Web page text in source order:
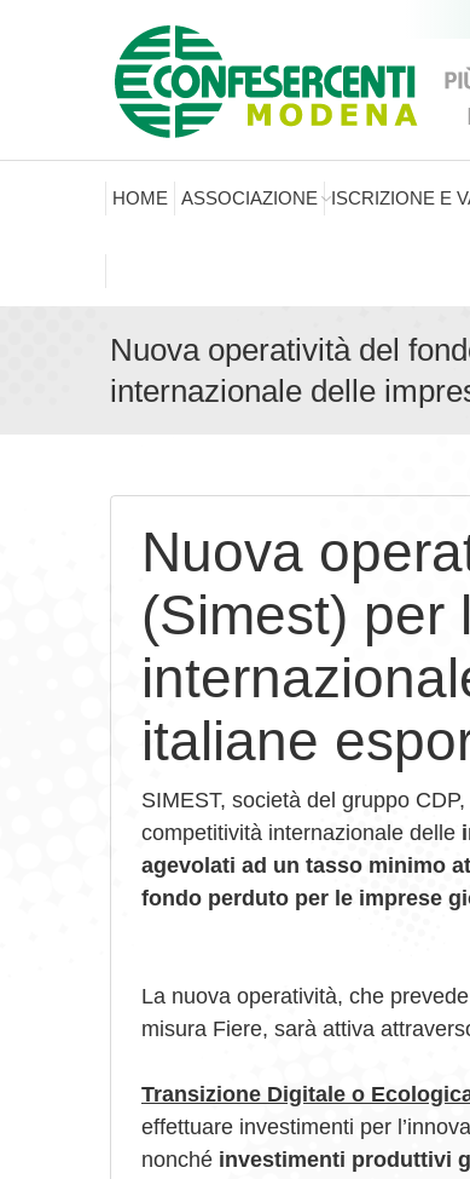
HOME ASSOCIAZIONE ISCRIZIONE E
Nuova operatività del
internazionale delle
Nuova
(Simest) per
italiane
SIMEST, società del gruppo
competitività internazionale delle
agevolati ad un tasso minimo
fondo perduto per le imprese
La nuova operatività, che
misura Fiere, sarà attiva
Transizione Digitale o
effettuare investimenti per
nonché investimenti produttivi